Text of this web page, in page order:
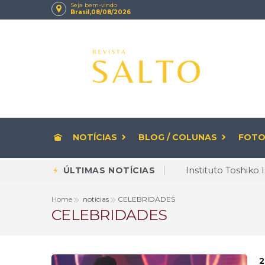
Seja bem-vindo
Brasil,08/08/2026
NOTÍCIAS BLOG / COLUNAS
ÚLTIMAS NOTÍCIAS
Diversidade
Brasileiro cria
Home noticias CELEBRIDADES
CELEBRIDADES